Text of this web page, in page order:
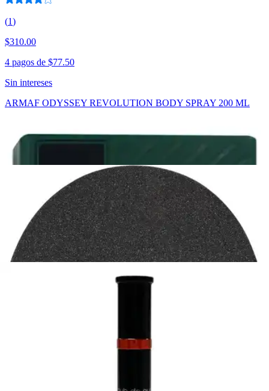
(1)
$310.00
4 pagos de $77.50
Sin intereses
ARMAF ODYSSEY REVOLUTION BODY SPRAY 200 ML
4 pagos de$89.75
Sin intereses
Zapato Escolar Negro para Niña T16-22 [LII2]
$489.00
$366.75